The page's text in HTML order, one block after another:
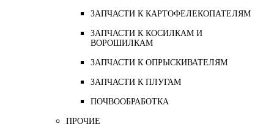
ЗАПЧАСТИ К КАРТОФЕЛЕКОПАТЕЛЯМ
ЗАПЧАСТИ К КОСИЛКАМ И
ВОРОШИЛКАМ
ЗАПЧАСТИ К ОПРЫСКИВАТЕЛЯМ
ЗАПЧАСТИ К ПЛУГАМ
ПОЧВООБРАБОТКА
ПРОЧИЕ